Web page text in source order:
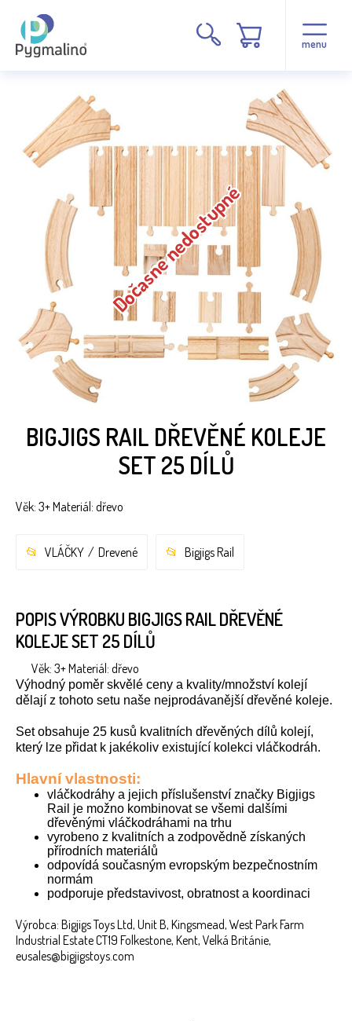
menu
Dočasne nedostupné
BIGJIGS RAIL DŘEVĚNÉ KOLEJE
SET 25 DÍLŮ
Věk: 3+ Materiál: dřevo
VLÁČKY Drevené Bigjigs Rail
POPIS VÝROBKU BIGJIGS RAIL DŘEVĚNÉ
KOLEJE SET 25 DÍLŮ
Věk: 3+ Materiál: dřevo
Výhodný poměr skvělé ceny a kvality/množství kolejí
dělají z tohoto setu naše nejprodávanější dřevěné koleje.
Set obsahuje 25 kusů kvalitních dřevěných dílů kolejí,
který lze přidat k jakékoliv existující kolekci vláčkodráh.
Hlavní vlastnosti:
vláčkodráhy a jejich příslušenství značky Bigjigs
Rail je možno kombinovat se všemi dalšími
dřevěnými vláčkodráhami na trhu
vyrobeno z kvalitních a zodpovědně získaných
přírodních materiálů
odpovídá současným evropským bezpečnostním
normám
podporuje představivost, obratnost a koordinaci
Výrobca: Bigjigs Toys Ltd, Unit B, Kingsmead, West Park Farm
Industrial Estate CT19 Folkestone, Kent, Velká Británie,
eusales@bigjigstoys.com